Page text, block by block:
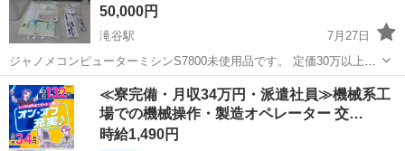
50,000円
滝谷駅
7月27日
ジャノメコンピューターミシンS7800未使用品です。 定価30万以上す
るミシンです。 展示品として置かれていたもので数年前に仕入れてま
す。保管期間が長いため出品前に整備をし試し縫いをして異常がない
ことを確認してます。 ...
大阪 富田林市 滝谷駅 生活家電 自動
≪寮完備・月収34万円・派遣社員≫機械系工
場での機械操作・製造オペレーター 交…
時給1,490円